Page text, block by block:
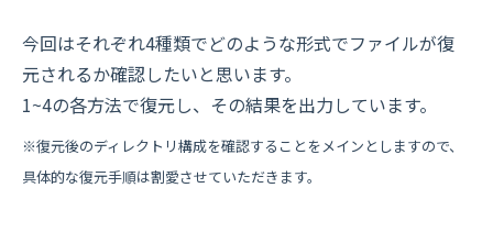
今回はそれぞれ4種類でどのような形式でファイルが復
元されるか確認したいと思います。
1~4の各方法で復元し、その結果を出力しています。
※復元後のディレクトリ構成を確認することをメインとしますので、
具体的な復元手順は割愛させていただきます。